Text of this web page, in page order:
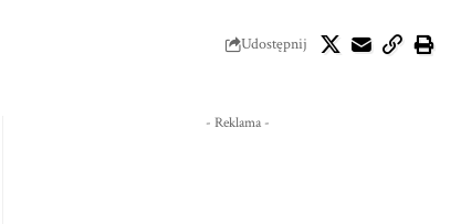
Udostępnij
- Reklama -